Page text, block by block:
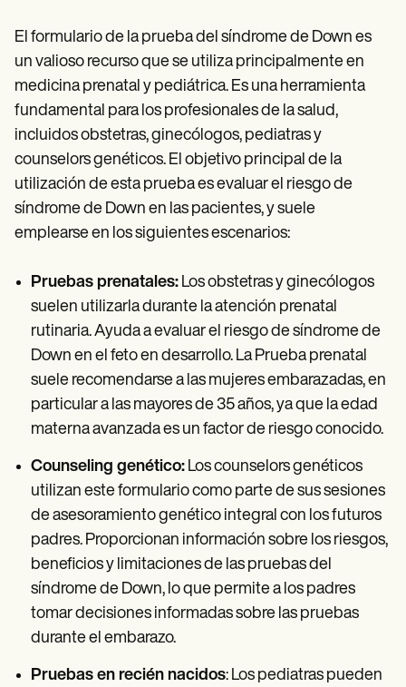
El formulario de la prueba del síndrome de Down es
un valioso recurso que se utiliza principalmente en
medicina prenatal y pediátrica. Es una herramienta
fundamental para los profesionales de la salud,
incluidos obstetras, ginecólogos, pediatras y
counselors genéticos. El objetivo principal de la
utilización de esta prueba es evaluar el riesgo de
síndrome de Down en las pacientes, y suele
emplearse en los siguientes escenarios:
Pruebas prenatales: Los obstetras y ginecólogos
suelen utilizarla durante la atención prenatal
rutinaria. Ayuda a evaluar el riesgo de síndrome de
Down en el feto en desarrollo. La Prueba prenatal
suele recomendarse a las mujeres embarazadas, en
particular a las mayores de 35 años, ya que la edad
materna avanzada es un factor de riesgo conocido.
Counseling genético: Los counselors genéticos
utilizan este formulario como parte de sus sesiones
de asesoramiento genético integral con los futuros
padres. Proporcionan información sobre los riesgos,
beneficios y limitaciones de las pruebas del
síndrome de Down, lo que permite a los padres
tomar decisiones informadas sobre las pruebas
durante el embarazo.
Pruebas en recién nacidos: Los pediatras pueden